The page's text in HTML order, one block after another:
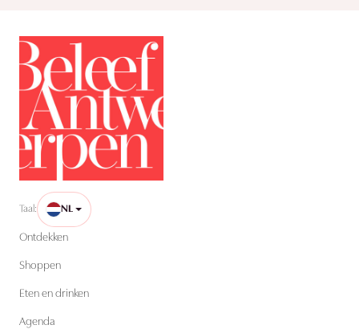
Taal: NL
Ontdekken
Shoppen
Eten en drinken
Agenda